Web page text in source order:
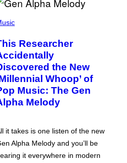
Researcher
the New
Whoop’ of
Music: The Gen
Melody
it takes is one listen of the new
Alpha Melody and you’ll be
it everywhere in modern